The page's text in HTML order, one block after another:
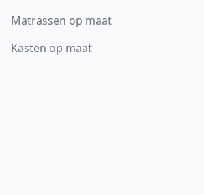
Matrassen op maat
Kasten op maat